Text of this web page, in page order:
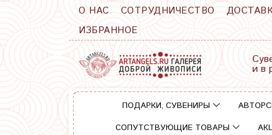
О НАС СОТРУДНИЧЕСТВО
ИЗБРАННОЕ
и в
ПОДАРКИ, СУВЕНИРЫ
СОПУТСТВУЮЩИЕ ТОВАРЫ